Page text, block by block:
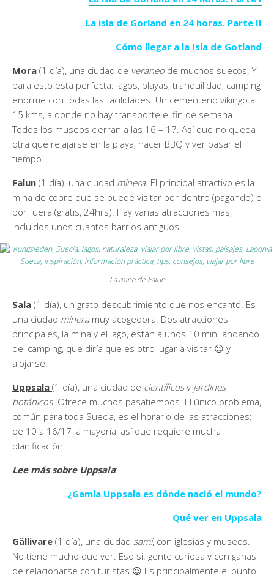
La isla de Gorland en 24 horas. Parte II
Cómo llegar a la Isla de Gotland
Mora (1 día), una ciudad de veraneo de muchos suecos. Y
para esto está perfecta: lagos, playas, tranquilidad, camping
enorme con todas las facilidades. Un cementerio víkingo a
15 kms, a donde no hay transporte el fin de semana.
Todos los museos cierran a las 16 – 17. Así que no queda
otra que relajarse en la playa, hacer BBQ y ver pasar el
tiempo…
Falun (1 día), una ciudad minera. El principal atractivo es la
mina de cobre que se puede visitar por dentro (pagando) o
por fuera (gratis, 24hrs). Hay varias atracciones más,
incluidos unos cuantos barrios antiguos.
La mina de Falun
Sala (1 día), un grato descubrimiento que nos encantó. Es
una ciudad mineramuy acogedora. Dos atracciones
principales, la mina y el lago, están a unos 10 min. andando
del camping, que diría que es otro lugar a visitar 😉 y
alojarse.
Uppsala (1 día), una ciudad de científicosy jardines
botánicos. Ofrece muchos pasatiempos. El único problema,
común para toda Suecia, es el horario de las atracciones:
de 10 a 16/17 la mayoría, así que requiere mucha
planificación.
Lee más sobre Uppsala:
¿Gamla Uppsala es dónde nació el mundo?
Qué ver en Uppsala
Gällivare (1 día), una ciudad sami, con iglesias y museos.
No tiene mucho que ver. Eso si: gente curiosa y con ganas
de relacionarse con turistas 😉 Es principalmente el punto